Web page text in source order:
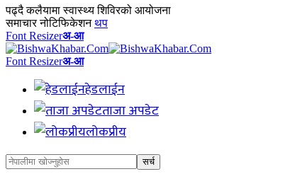
पढ्दै कलैयामा स्वास्थ्य शिविरको आयोजना
समाचार नोटिफिकेशन थप
Font Resizerअ-आ
Font Resizerअ-आ
हेडलाईन
ताजा अपडेट
लोकप्रीय